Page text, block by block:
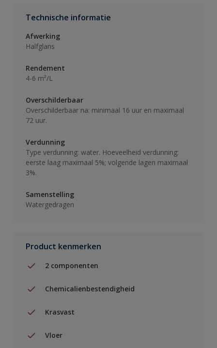
Technische informatie
Afwerking
Halfglans
Rendement
4-6 m²/L
Overschilderbaar
Overschilderbaar na: minimaal 16 uur en maximaal
72 uur.
Verdunning
Type verdunning: water. Hoeveelheid verdunning:
eerste laag maximaal 5%; volgende lagen maximaal
3%.
Samenstelling
Watergedragen
Product kenmerken
2 componenten
Chemicalienbestendigheid
Krasvast
Vloer